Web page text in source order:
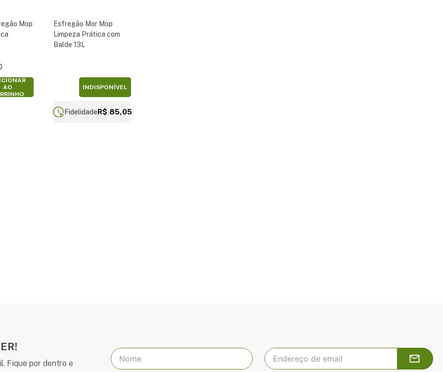
Mop
AO
Esfregão Mor Mop
Limpeza Prática com
Balde 13L
INDISPONÍVEL
FidelidadeR$ 85,05
Fique por dentro e